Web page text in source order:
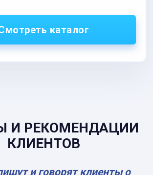
каталог
И РЕКОМЕНДАЦИИ
КЛИЕНТОВ
и говорят клиенты о